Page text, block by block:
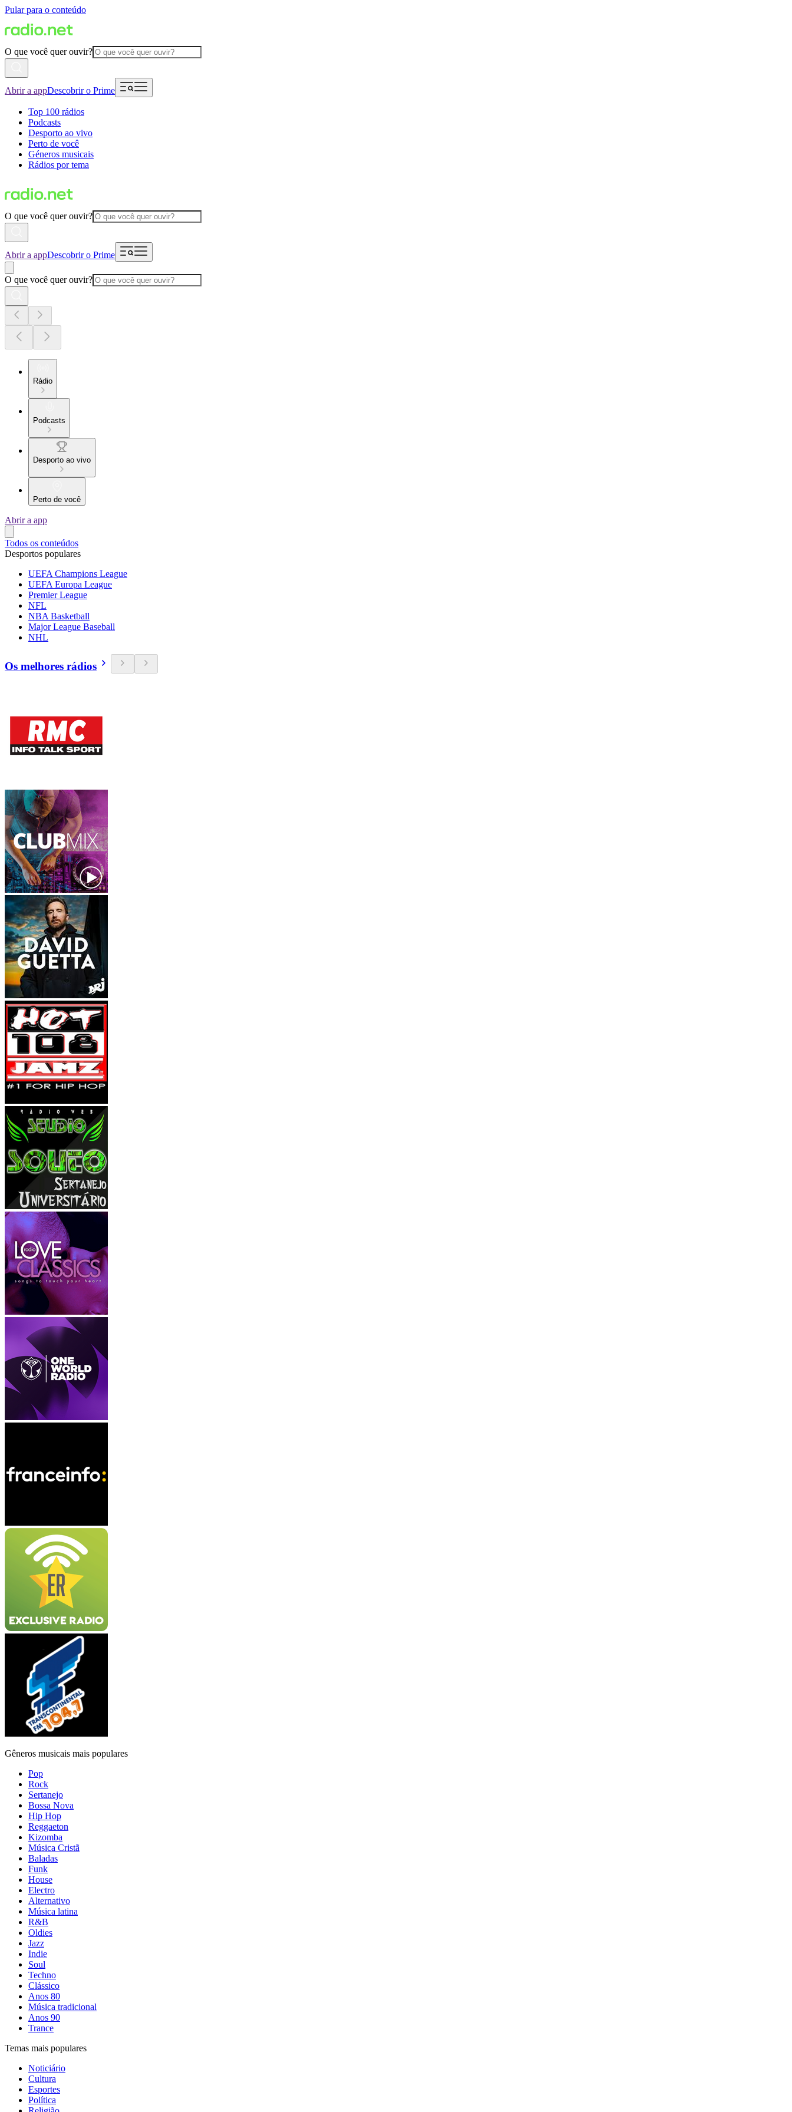
Pular para o conteúdo
O que você quer ouvir?
Abrir a appDescobrir o Prime
Top 100 rádios
Podcasts
Desporto ao vivo
Perto de você
Géneros musicais
Rádios por tema
O que você quer ouvir?
Abrir a appDescobrir o Prime
O que você quer ouvir?
Rádio
Podcasts
Desporto ao vivo
Perto de você
Abrir a app
Todos os conteúdos
Desportos populares
UEFA Champions League
UEFA Europa League
Premier League
NFL
NBA Basketball
Major League Baseball
NHL
Os melhores rádios
Gêneros musicais mais populares
Pop
Rock
Sertanejo
Bossa Nova
Hip Hop
Reggaeton
Kizomba
Música Cristã
Baladas
Funk
House
Electro
Alternativo
Música latina
R&B
Oldies
Jazz
Indie
Soul
Techno
Clássico
Anos 80
Música tradicional
Anos 90
Trance
Temas mais populares
Noticiário
Cultura
Esportes
Política